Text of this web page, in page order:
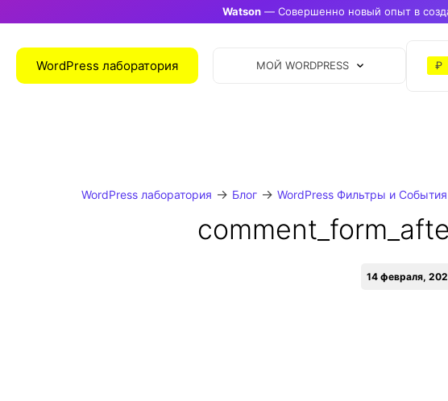
Watson — Совершенно новый опыт в
WordPress лаборатория МОЙ WORDPRESS ₽
WordPress лаборатория → Блог→ WordPress Фильтры и События
14 февраля,